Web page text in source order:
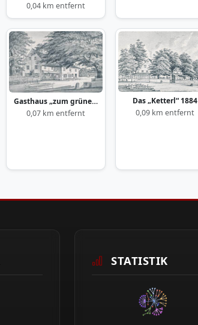
0,04 km entfernt
Gasthaus „zum grünen Baum“ 1884
0,07 km entfernt
Das „Ketterl“ 1884
0,09 km entfernt
STATISTIK